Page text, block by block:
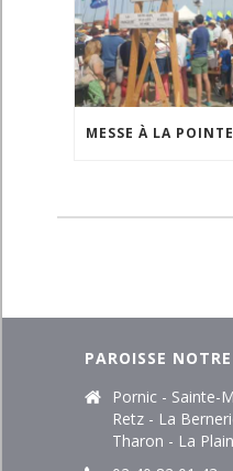
PAROISSE
Pornic - Sainte-
Retz - La
Tharon - La